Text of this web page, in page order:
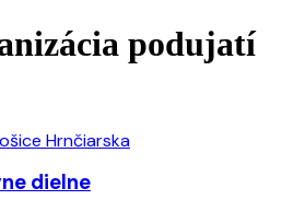
podujatí
dielne